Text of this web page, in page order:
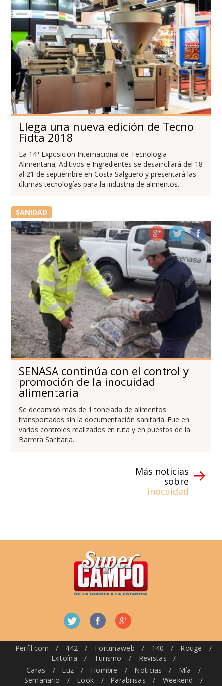
Llega una nueva edición de Tecno
Fidta 2018
La 14ª Exposición Internacional de Tecnología
Alimentaria, Aditivos e Ingredientes se desarrollará del 18
al 21 de septiembre en Costa Salguero y presentará las
últimas tecnologías para la industria de alimentos.
SANIDAD
SENASA continúa con el control y
promoción de la inocuidad
alimentaria
Se decomisó más de 1 tonelada de alimentos
transportados sin la documentación sanitaria. Fue en
varios controles realizados en ruta y en puestos de la
Barrera Sanitaria.
Más noticias
sobre
inocuidad
Perfil.com / 442 / Fortunaweb / 140 / Rouge
/
Exitoína
/ Turismo / Revistas
/
Caras
/ Luz / Hombre / Noticias / Mía
/
Semanario
/ Look / Parabrisas / Weekend /